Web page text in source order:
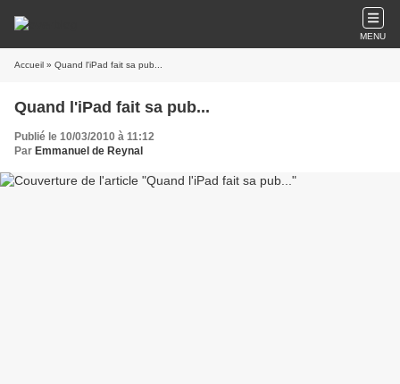
MENU
Accueil » Quand l'iPad fait sa pub...
Quand l'iPad fait sa pub...
Publié le 10/03/2010 à 11:12
Par Emmanuel de Reynal